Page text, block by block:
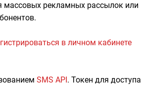
массовых рекламных рассылок или
в личном кабинете
SMS API. Токен для доступа